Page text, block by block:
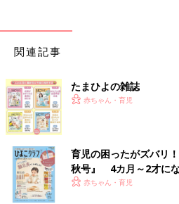
関連記事
たまひよの雑誌
赤ちゃん・育児
育児の困ったがズバリ
秋号』 4カ月～2才に
いっぱい！
赤ちゃん・育児